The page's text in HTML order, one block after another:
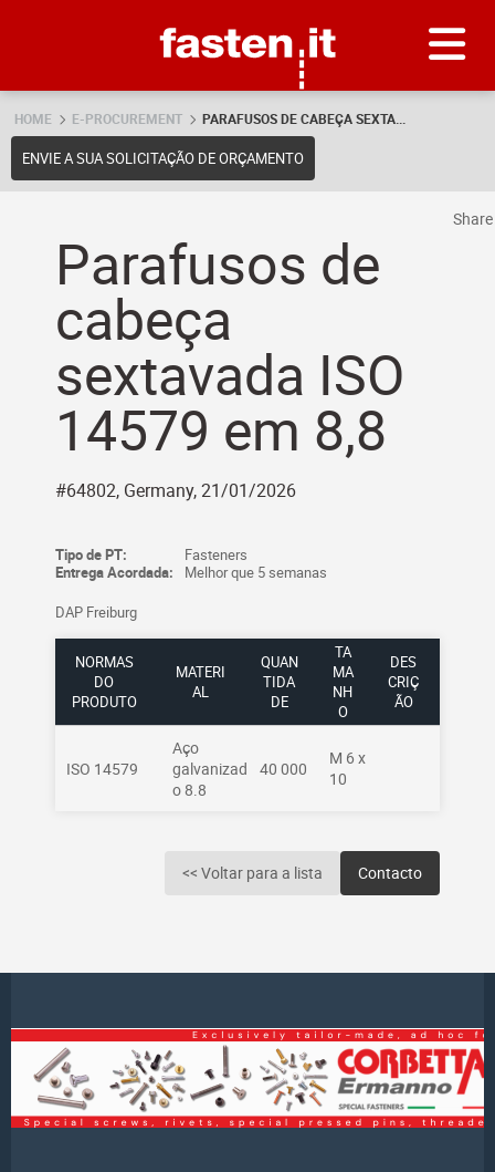
HOME E-PROCUREMENT PARAFUSOS DE CABEÇA SEXTA...
ENVIE A SUA SOLICITAÇÃO DE ORÇAMENTO
Parafusos de
cabeça
sextavada ISO
14579 em 8,8
#64802, Germany, 21/01/2026
Tipo de PT:
Fasteners
Entrega Acordada:
Melhor que 5 semanas
DAP Freiburg
NORMAS
DO
PRODUTO
MATERI
AL
QUAN
TIDA
DE
TA
MA
NH
O
DES
CRIÇ
ÃO
ISO 14579
Aço
galvanizad
o 8.8
40 000
M 6 x
10
<< Voltar para a lista Contacto
Share